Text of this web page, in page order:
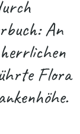
An
Flora